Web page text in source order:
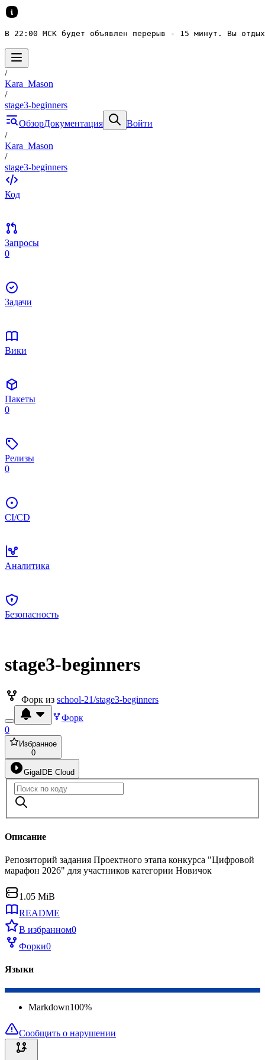
В 22:00 МСК будет объявлен перерыв - 15 минут. Вы
/
Kara_Mason
/
stage3-beginners
ОбзорДокументация
Войти
/
Kara_Mason
/
stage3-beginners
Код
Запросы
0
Задачи
Вики
Пакеты
0
Релизы
0
CI/CD
Аналитика
Безопасность
stage3-beginners
Форк из school-21/stage3-beginners
Форк
0
Избранное
0
GigaIDE Cloud
Описание
Репозиторий задания Проектного этапа конкурса "Цифровой
марафон 2026" для участников категории Новичок
1.05 MiB
README
В избранном0
Форки0
Языки
Markdown100%
Сообщить о нарушении